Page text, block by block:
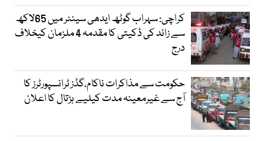
کراچی: سہراب گوٹھ ایدھی سینٹر میں 65لاکھ
سے زائد کی ڈکیتی کا مقدمہ 4 ملزمان کیخلاف
درج
حکومت سے مذاکرات ناکام،گڈز ٹرانسپورٹرز کا
آج سے غیرمعینہ مدت کیلیے ہڑتال کا اعلان